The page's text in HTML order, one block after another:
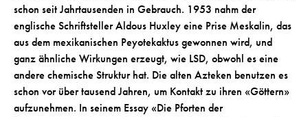
schon seit Jahrtausenden in Gebrauch. 1953 nahm der
englische Schriftsteller Aldous Huxley eine Prise Meskalin, das
aus dem mexikanischen Peyotekaktus gewonnen wird, und
ganz ähnliche Wirkungen erzeugt, wie LSD, obwohl es eine
andere chemische Struktur hat. Die alten Azteken benutzen es
schon vor über tausend Jahren, um Kontakt zu ihren «Göttern»
aufzunehmen. In seinem Essay «Die Pforten der